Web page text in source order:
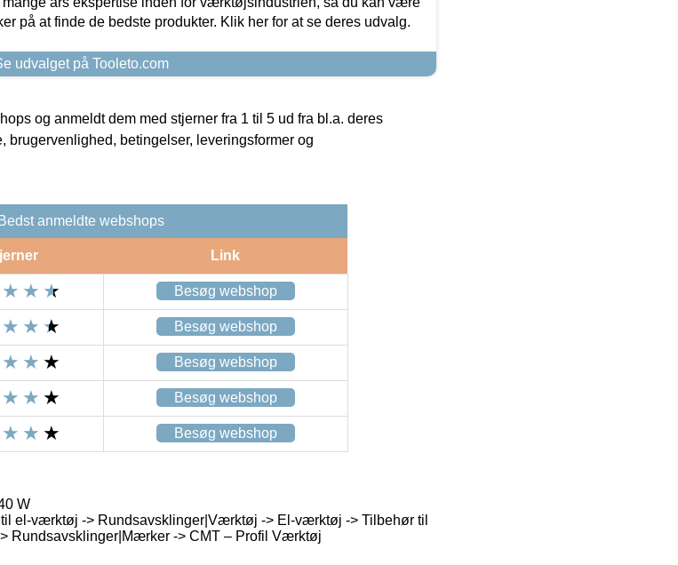
på at finde de bedste produkter. Klik her for at se deres udvalg.
udvalget på Tooleto.com
og anmeldt dem med stjerner fra 1 til 5 ud fra bl.a. deres
brugervenlighed, betingelser, leveringsformer og
Bedst anmeldte webshops
Link
Besøg webshop
Besøg webshop
Besøg webshop
Besøg webshop
Besøg webshop
W
el-værktøj -> Rundsavsklinger|Værktøj -> El-værktøj -> Tilbehør til
Rundsavsklinger|Mærker -> CMT – Profil Værktøj